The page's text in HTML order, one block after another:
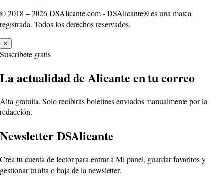
© 2018 – 2026 DSAlicante.com - DSAlicante® es una marca
registrada. Todos los derechos reservados.
×
Suscríbete gratis
La actualidad de Alicante en tu correo
Alta gratuita. Solo recibirás boletines enviados manualmente por la
redacción.
Newsletter DSAlicante
Crea tu cuenta de lector para entrar a Mi panel, guardar favoritos y
gestionar tu alta o baja de la newsletter.